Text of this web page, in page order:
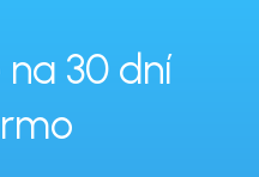
30 dní